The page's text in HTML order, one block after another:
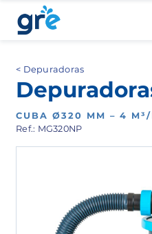
Depuradoras
CUBA Ø320 MM – 4 M³/
Ref.: MG320NP